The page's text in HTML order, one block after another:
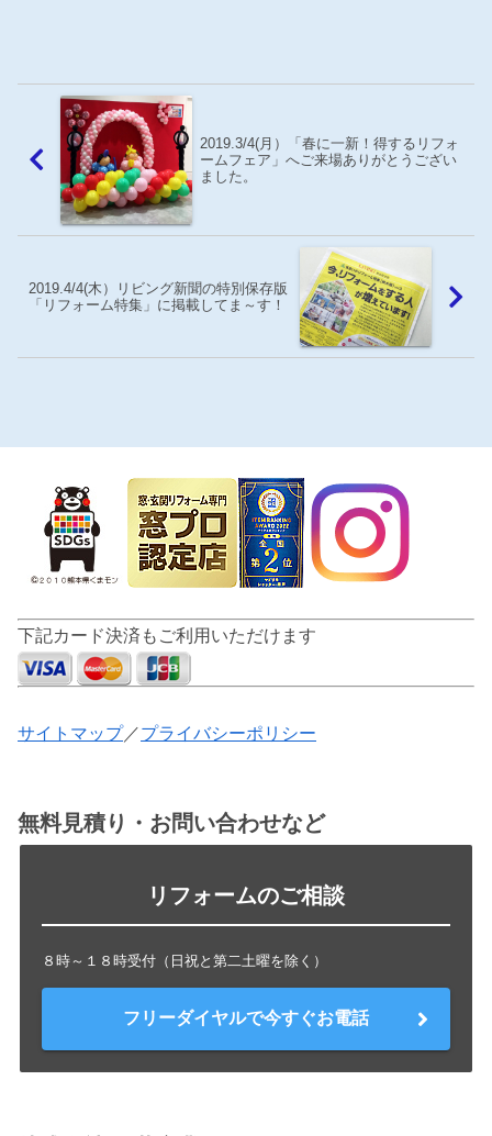
2019.3/4(月）「春に一新！得するリフォ
ームフェア」へご来場ありがとうござい
ました。
2019.4/4(木）リビング新聞の特別保存版
「リフォーム特集」に掲載してま～す！
下記カード決済もご利用いただけます
サイトマップ／プライバシーポリシー
無料見積り・お問い合わせなど
リフォームのご相談
８時～１８時受付（日祝と第二土曜を除く）
フリーダイヤルで今すぐお電話